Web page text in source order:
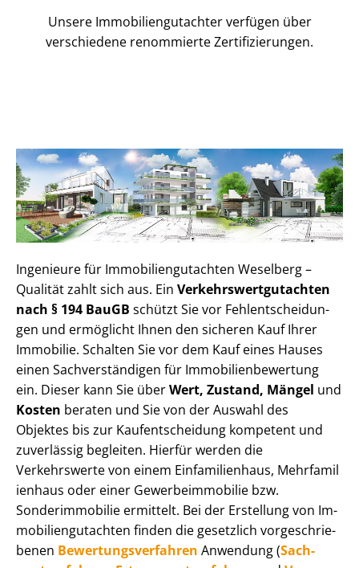
Unsere Immobilien­gutachter verfügen über
verschiedene renommierte Zer­ti­fi­zie­run­gen.
Ingenieure für Im­mo­bi­li­en­gut­ach­ten Weselberg –
Qualität zahlt sich aus. Ein Ver­kehrs­wert­gut­ach­ten
nach § 194 BauGB schützt Sie vor Fehl­ent­schei­dun­
gen und ermöglicht Ihnen den sicheren Kauf Ihrer
Immobilie. Schalten Sie vor dem Kauf eines Hauses
einen Sach­ver­stän­di­gen für Im­mo­bi­li­en­be­wer­tung
ein. Dieser kann Sie überWert, Zustand, Mängel und
Kosten beraten und Sie von der Auswahl des
Objektes bis zur Kauf­ent­schei­dung kompetent und
zuverlässig begleiten. Hierfür werden die
Verkehrswerte von einem Einfamilienhaus, Mehr­fa­mi­l
i­en­haus oder einer Ge­wer­be­im­mo­bi­lie bzw.
Sonderimmobilie ermittelt. Bei der Erstellung von Im­
mo­bi­li­en­gut­ach­ten finden die gesetzlich vor­ge­schrie­
be­nen Be­wer­tungs­ver­fah­ren Anwendung (Sach­